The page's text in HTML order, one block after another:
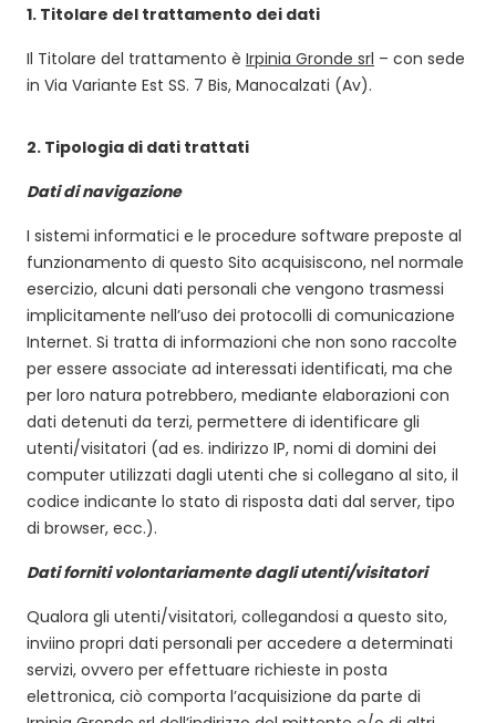
1. Titolare del trattamento dei dati
Il Titolare del trattamento è Irpinia Gronde srl – con sede
in Via Variante Est SS. 7 Bis, Manocalzati (Av).
2. Tipologia di dati trattati
Dati di navigazione
I sistemi informatici e le procedure software preposte al
funzionamento di questo Sito acquisiscono, nel normale
esercizio, alcuni dati personali che vengono trasmessi
implicitamente nell’uso dei protocolli di comunicazione
Internet. Si tratta di informazioni che non sono raccolte
per essere associate ad interessati identificati, ma che
per loro natura potrebbero, mediante elaborazioni con
dati detenuti da terzi, permettere di identificare gli
utenti/visitatori (ad es. indirizzo IP, nomi di domini dei
computer utilizzati dagli utenti che si collegano al sito, il
codice indicante lo stato di risposta dati dal server, tipo
di browser, ecc.).
Dati forniti volontariamente dagli utenti/visitatori
Qualora gli utenti/visitatori, collegandosi a questo sito,
inviino propri dati personali per accedere a determinati
servizi, ovvero per effettuare richieste in posta
elettronica, ciò comporta l’acquisizione da parte di